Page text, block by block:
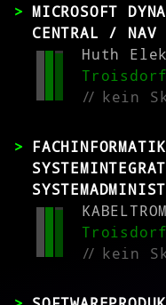
MICROSOFT
CENTRAL /
Huth
//kein
//kein